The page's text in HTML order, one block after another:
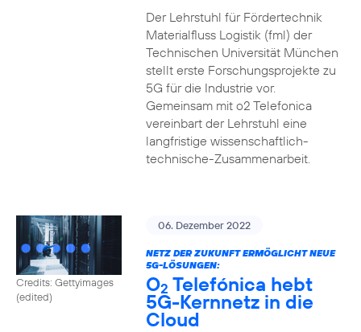
Der Lehrstuhl für Fördertechnik
Materialfluss Logistik (fml) der
Technischen Universität München
stellt erste Forschungsprojekte zu
5G für die Industrie vor.
Gemeinsam mit o2 Telefonica
vereinbart der Lehrstuhl eine
langfristige wissenschaftlich-
technische-Zusammenarbeit.
Credits: Gettyimages
(edited)
06. Dezember 2022
NETZ DER ZUKUNFT ERMÖGLICHT NEUE
5G-LÖSUNGEN:
O2 Telefónica hebt
5G-Kernnetz in die
Cloud